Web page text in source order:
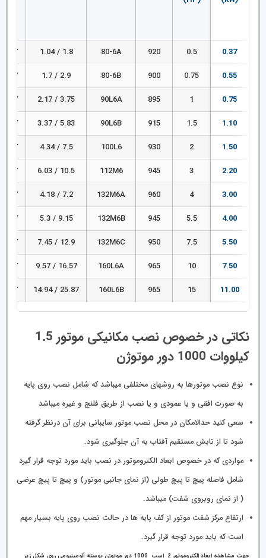
0.37
0.5
920
80-6A
1.8 / 1.04
0.55
0.75
900
80-6B
2.9 / 1.7
0.75
1
895
90L6A
3.75 / 2.17
1.10
1.5
915
90L6B
5.83 / 3.37
1.50
2
930
100L6
7.5 / 4.34
2.20
3
945
112M6
10.5 / 6.03
3.00
4
960
132M6A
7.2 / 4.18
4.00
5.5
945
132M6B
9.15 / 5.3
5.50
7.5
950
132M6C
12.9 / 7.45
7.50
10
965
160L6A
16.57 / 9.57
11.00
15
965
160L6B
25.87 / 14.94
نکاتی در خصوص نصب مکانیکی موتور 1.5
کیلووات 1000 دور موتوژن
نوع نصب موتورها به روشهای مختلفی میباشد که شامل نصب روی پایه
به صورت افقی و یا عمودی و یا نصب از طریق فلنج و غیره میباشد
سعی کنید حدالامکان در محل نصب موتور سایبانی برای آن درنظر گرفته
شود تا از تابش مستقیم آفتاب به آن جلوگیری شود.
مواردی که در خصوص ابعاد الکتروموتور در نصب باید مورد توجه قرار گیرد
شامل فاصله پیچ تا پیچ طولی (از نمای جانبی موتور) و پیچ تا پیچ عرضی
( از نمای روبروی شفت) میباشد.
ارتفاع مرکز شفت موتور از کف پایه ها در حالت نصب روی پایه بسیار مهم
است که باید مورد توجه قرار گیرد.
جهت مشاهده ابعاد الکتروموتور 2 اسب 1000 دور موتوژن پوسته آلومینیومی روی شکل زیر